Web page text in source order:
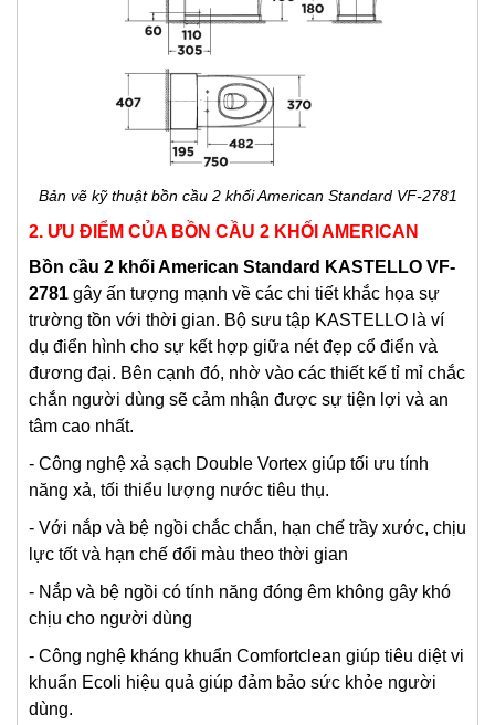
Bản vẽ kỹ thuật bồn cầu 2 khối American Standard VF-2781
2. ƯU ĐIỂM CỦA BỒN CẦU 2 KHỐI AMERICAN
Bồn cầu 2 khối American Standard KASTELLO VF-
2781 gây ấn tượng mạnh về các chi tiết khắc họa sự
trường tồn với thời gian. Bộ sưu tập KASTELLO là ví
dụ điển hình cho sự kết hợp giữa nét đẹp cổ điển và
đương đại. Bên cạnh đó, nhờ vào các thiết kế tỉ mỉ chắc
chắn người dùng sẽ cảm nhận được sự tiện lợi và an
tâm cao nhất.
- Công nghệ xả sạch Double Vortex giúp tối ưu tính
năng xả, tối thiểu lượng nước tiêu thụ.
- Với nắp và bệ ngồi chắc chắn, hạn chế trầy xước, chịu
lực tốt và hạn chế đổi màu theo thời gian
- Nắp và bệ ngồi có tính năng đóng êm không gây khó
chịu cho người dùng
- Công nghệ kháng khuẩn Comfortclean giúp tiêu diệt vi
khuẩn Ecoli hiệu quả giúp đảm bảo sức khỏe người
dùng.